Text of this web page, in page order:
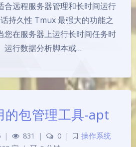
合远程服务器管理和长时间运行
持久性 Tmux 最强大的功能之
您在服务器上运行长时间任务时
运行数据分析脚本或…
的包管理工具-apt
| 831 | 0 |
操作系统